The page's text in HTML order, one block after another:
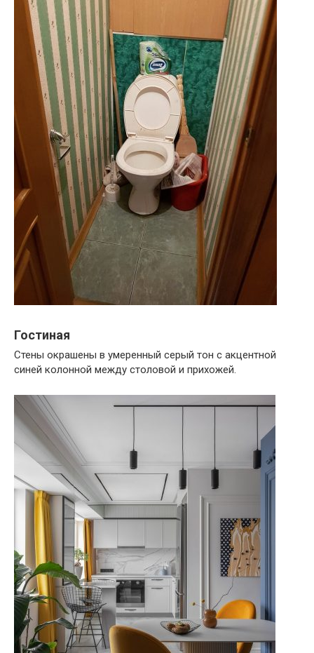
Гостиная
Стены окрашены в умеренный серый тон с акцентной
синей колонной между столовой и прихожей.